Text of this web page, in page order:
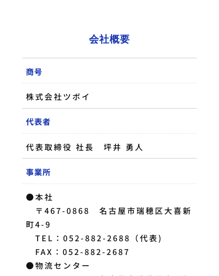
会社概要
商号
株式会社ツボイ
代表者
代表取締役 社長 坪井 勇人
事業所
●本社
〒467-0868 名古屋市瑞穂区大喜新
町4-9
TEL：052-882-2688（代表)
FAX：052-882-2687
●物流センター